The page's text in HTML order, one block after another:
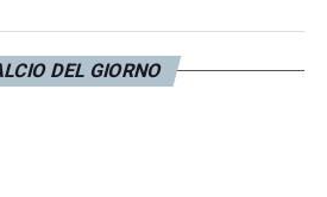
DEL GIORNO